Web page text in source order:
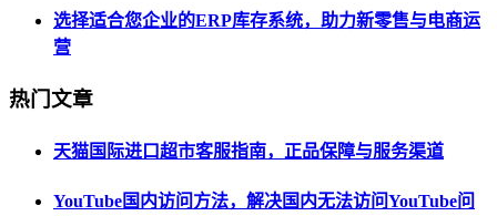
选择适合您企业的ERP库存系统，助力新零售与电商运
营
热门文章
天猫国际进口超市客服指南，正品保障与服务渠道
YouTube国内访问方法，解决国内无法访问YouTube问